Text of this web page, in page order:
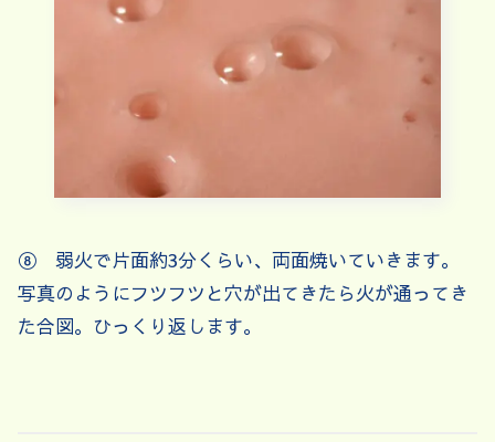
⑧ 弱火で片面約3分くらい、両面焼いていきます。
写真のようにフツフツと穴が出てきたら火が通ってき
た合図。ひっくり返します。